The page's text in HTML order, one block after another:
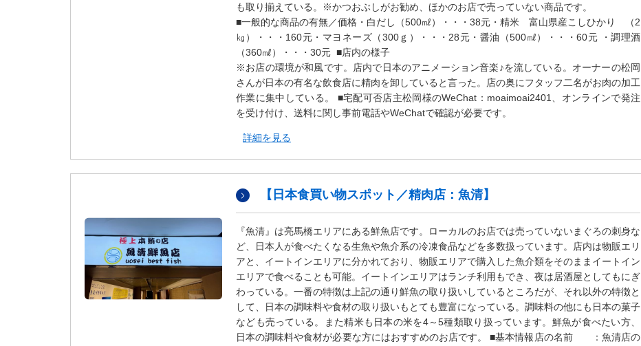
も取り揃えている。※かつおぶしがお勧め、ほかのお店で売っていない商品です。
■一般的な商品の有無／価格・白だし（500㎖）・・・38元・精米 富山県産こしひかり （2
㎏）・・・160元・マヨネーズ（300ｇ）・・・28元・醤油（500㎖）・・・60元 ・調理酒
（360㎖）・・・30元 ■店内の様子
※お店の環境が和風です。店内で日本のアニメーション音楽♪を流している。オーナーの松岡
さんが日本の有名な飲食店に精肉を卸していると言った。店の奥にフタッフ二名がお肉の加工
作業に集中している。 ■宅配可否店主松岡様のWeChat：moaimoai2401、オンラインで発注
を受け付け、送料に関し事前電話やWeChatで確認が必要です。
詳細を見る
【日本食買い物スポット／精肉店：魚清】
『魚清』は亮馬橋エリアにある鮮魚店です。ローカルのお店では売っていないまぐろの刺身な
ど、日本人が食べたくなる生魚や魚介系の冷凍食品などを多数扱っています。店内は物販エリ
アと、イートインエリアに分かれており、物販エリアで購入した魚介類をそのままイートイン
エリアで食べることも可能。イートインエリアはランチ利用もでき、夜は居酒屋としてもにぎ
わっている。一番の特徴は上記の通り鮮魚の取り扱いしているところだが、それ以外の特徴と
して、日本の調味料や食材の取り扱いもとても豊富になっている。調味料の他にも日本の菓子
なども売っている。また精米も日本の米を4～5種類取り扱っています。鮮魚が食べたい方、
日本の調味料や食材が必要な方にはおすすめのお店です。 ■基本情報店の名前 ：魚清店の